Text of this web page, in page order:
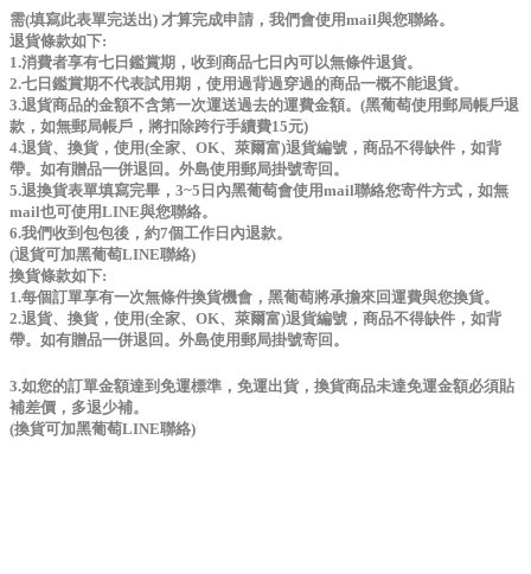
需(填寫此表單完送出) 才算完成申請，我們會使用mail與您聯絡。
退貨條款如下:
1.消費者享有七日鑑賞期，收到商品七日內可以無條件退貨。
2.七日鑑賞期不代表試用期，使用過背過穿過的商品一概不能退貨。
3.退貨商品的金額不含第一次運送過去的運費金額。(黑葡萄使用郵局帳戶退
款，如無郵局帳戶，將扣除跨行手續費15元)
4.退貨、換貨，使用(全家、OK、萊爾富)退貨編號，商品不得缺件，如背
帶。如有贈品一併退回。外島使用郵局掛號寄回。
5.退換貨表單填寫完畢，3~5日內黑葡萄會使用mail聯絡您寄件方式，如無
mail也可使用LINE與您聯絡。
6.我們收到包包後，約7個工作日內退款。
(退貨可加黑葡萄LINE聯絡)
換貨條款如下:
1.每個訂單享有一次無條件換貨機會，黑葡萄將承擔來回運費與您換貨。
2.退貨、換貨， 使用(全家、OK、萊爾富)退貨編號 ，商品不得缺件，如背
帶。如有贈品一併退回。外島使用郵局掛號寄回。
3.如您的訂單金額達到免運標準，免運出貨，換貨商品未達免運金額必須貼
補差價，多退少補。
(換貨可加黑葡萄LINE聯絡)